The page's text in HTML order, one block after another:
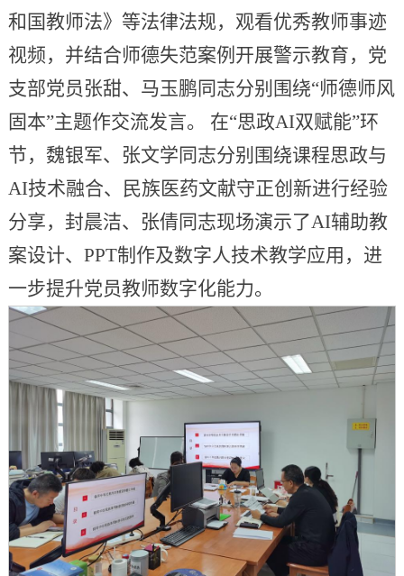
和国教师法》等法律法规，观看优秀教师事迹
视频，并结合师德失范案例开展警示教育，党
支部党员张甜、马玉鹏同志分别围绕“师德师风
固本”主题作交流发言。 在“思政AI双赋能”环
节，魏银军、张文学同志分别围绕课程思政与
AI技术融合、民族医药文献守正创新进行经验
分享，封晨洁、张倩同志现场演示了AI辅助教
案设计、PPT制作及数字人技术教学应用，进
一步提升党员教师数字化能力。